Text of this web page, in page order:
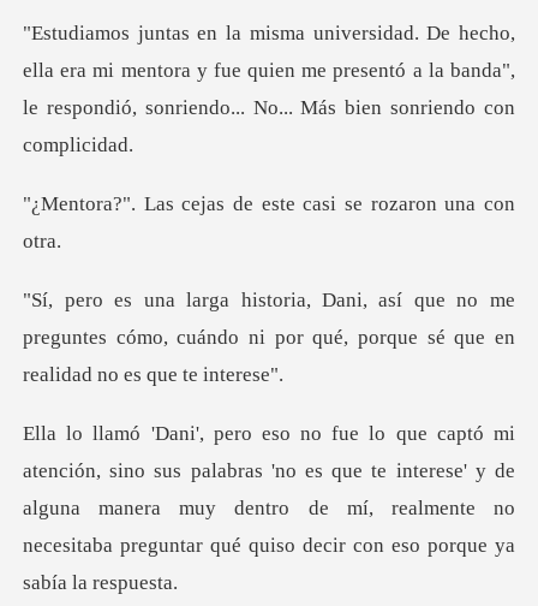
ra mi mentora y fue quien me presentó a la banda",
le respon
as de este casi se r
no me
preguntes cómo, cuándo ni por qué, porq
bras 'no es que te interese' y de
alguna manera muy dentro de mí, realmente n